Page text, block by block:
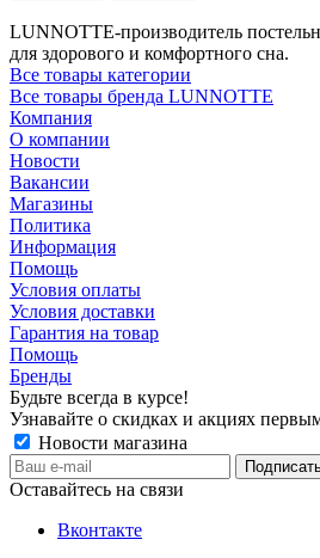
LUNNOTTE-производитель
для здорового и комфортного сна.
Все товары категории
Все товары бренда LUNNOTTE
Компания
О компании
Новости
Вакансии
Магазины
Политика
Информация
Помощь
Условия оплаты
Условия доставки
Гарантия на товар
Помощь
Бренды
Будьте всегда в курсе!
Узнавайте о скидках и акциях
Новости магазина
Оставайтесь на связи
Вконтакте